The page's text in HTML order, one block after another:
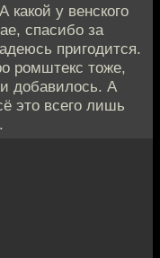
какой у венского
спасибо за
пригодится.
ромштекс тоже,
добавилось. А
это всего лишь